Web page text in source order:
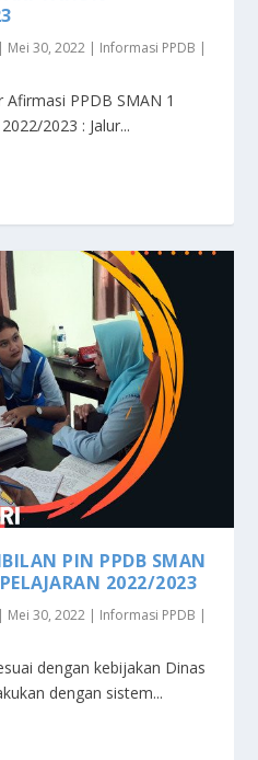
| Mei 30, 2022 | Informasi PPDB |
PPDB SMAN 1
2023 : Jalur...
PIN PPDB SMAN
2022/2023
| Mei 30, 2022 | Informasi PPDB |
dengan kebijakan Dinas
dengan sistem...